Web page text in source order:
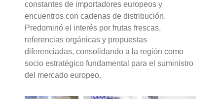
constantes de importadores europeos y
encuentros con cadenas de distribución.
Predominó el interés por frutas frescas,
referencias orgánicas y propuestas
diferenciadas, consolidando a la región como
socio estratégico fundamental para el suministro
del mercado europeo.